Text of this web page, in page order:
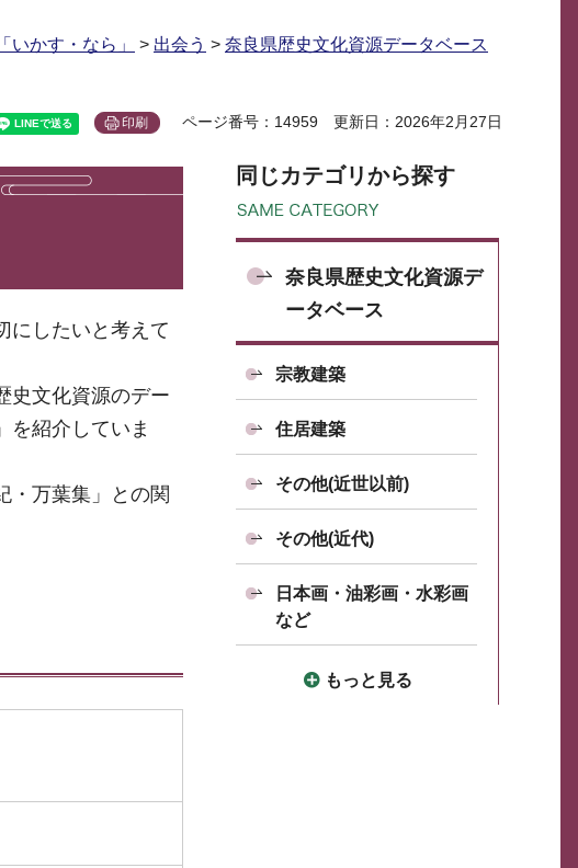
かす・なら」 > 出会う > 奈良県歴史文化資源データベース
印刷 ページ番号：14959 更新日：2026年2月27日
にしたいと考えて
史文化資源のデー
を紹介していま
・万葉集」との関
同じカテゴリから探す
奈良県歴史文化資源デ
ータベース
宗教建築
住居建築
その他(近世以前)
その他(近代)
日本画・油彩画・水彩画
など
もっと見る